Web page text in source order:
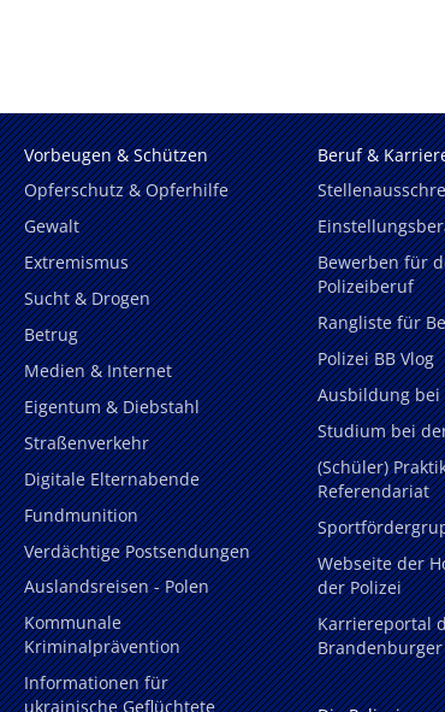
Vorbeugen & Schützen
Opferschutz & Opferhilfe
Gewalt
Extremismus
Sucht & Drogen
Betrug
Medien & Internet
Eigentum & Diebstahl
Straßenverkehr
Digitale Elternabende
Fundmunition
Verdächtige Postsendungen
Auslandsreisen - Polen
Kommunale
Kriminalprävention
Informationen für
ukrainische Geflüchtete
Beruf &
Bewerben für
Polizeiberuf
Rangliste für
Polizei BB Vlog
Ausbildung bei
Studium bei
(Schüler)
Referendariat
Webseite der
der Polizei
Karriereportal der
Brandenburger